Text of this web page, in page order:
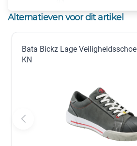
×
45
Uitverkocht
Alternatieven voor dit artikel
Bata Bickz Lage
KN